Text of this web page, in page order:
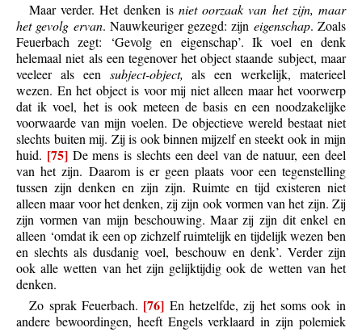
Maar verder. Het denken is niet oorzaak van het zijn, maar
het gevolg ervan. Nauwkeuriger gezegd: zijn eigenschap. Zoals
Feuerbach zegt: ‘Gevolg en eigenschap’. Ik voel en denk
helemaal niet als een tegenover het object staande subject, maar
veeleer als een subject-object,als een werkelijk, materieel
wezen. En het object is voor mij niet alleen maar het voorwerp
dat ik voel, het is ook meteen de basis en een noodzakelijke
voorwaarde van mijn voelen. De objectieve wereld bestaat niet
slechts buiten mij. Zij is ook binnen mijzelf en steekt ook in mijn
huid. [75]De mens is slechts een deel van de natuur, een deel
van het zijn. Daarom is er geen plaats voor een tegenstelling
tussen zijn denken en zijn zijn. Ruimte en tijd existeren niet
alleen maar voor het denken, zij zijn ook vormen van het zijn. Zij
zijn vormen van mijn beschouwing. Maar zij zijn dit enkel en
alleen ‘omdat ik een op zichzelf ruimtelijk en tijdelijk wezen ben
en slechts als dusdanig voel, beschouw en denk’. Verder zijn
ook alle wetten van het zijn gelijktijdig ook de wetten van het
denken.
Zo sprak Feuerbach. [76] En hetzelfde, zij het soms ook in
andere bewoordingen, heeft Engels verklaard in zijn polemiek